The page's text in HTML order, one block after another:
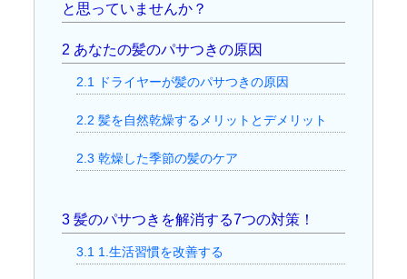
と思っていませんか？
2 あなたの髪のパサつきの原因
2.1 ドライヤーが髪のパサつきの原因
2.2 髪を自然乾燥するメリットとデメリット
2.3 乾燥した季節の髪のケア
3髪のパサつきを解消する7つの対策！
3.1 1.生活習慣を改善する